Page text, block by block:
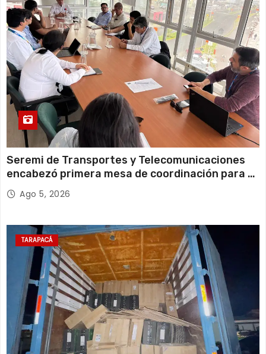
14 de agosto
Viernes 21°C 18°C
Seremi de Transportes y Telecomunicaciones
encabezó primera mesa de coordinación para el
retiro de cables en desuso en Iquique
Ago 5, 2026
TARAPACÁ